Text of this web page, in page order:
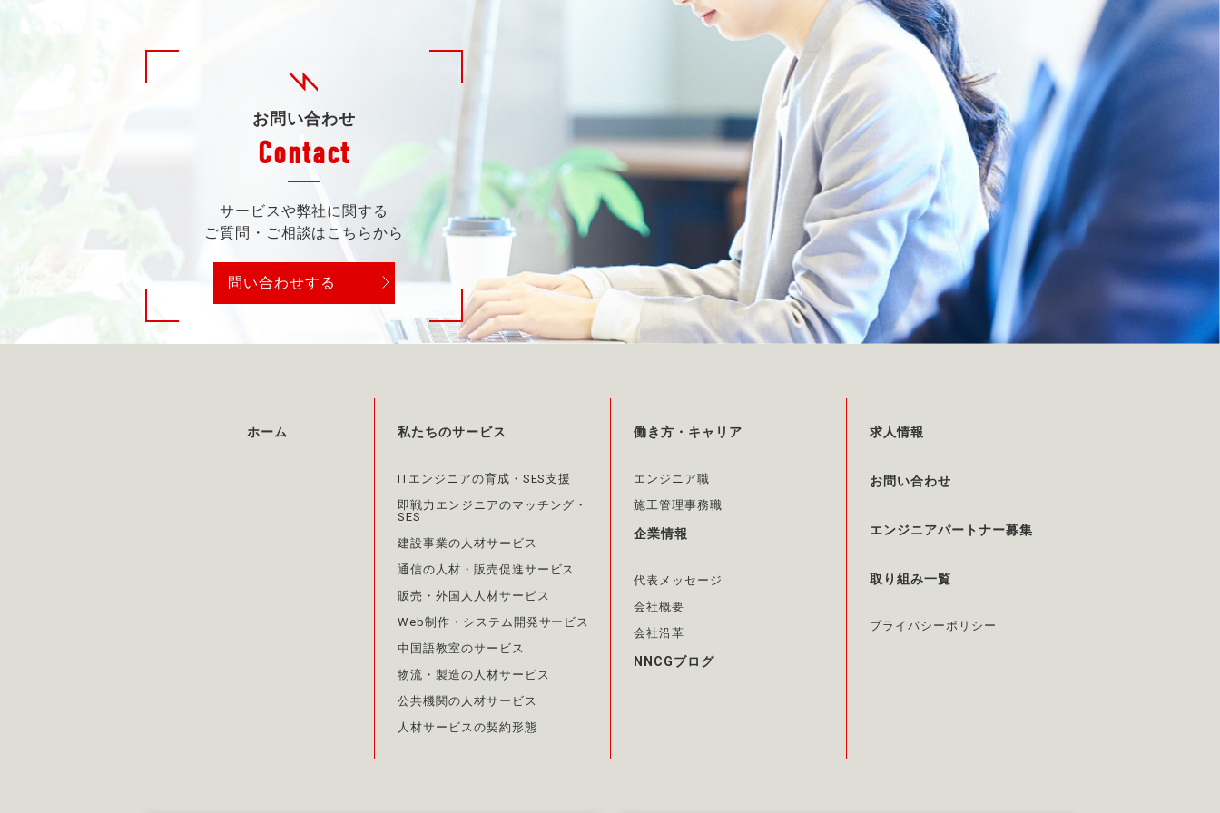
お問い合わせ
Contact
サービスや弊社に関する
ご質問・ご相談はこちらから
問い合わせする
ホーム 私たちのサービス
ITエンジニアの育成・SES支援
即戦力エンジニアのマッチング・
SES
建設事業の人材サービス
通信の人材・販売促進サービス
販売・外国人人材サービス
Web制作・システム開発サービス
中国語教室のサービス
物流・製造の人材サービス
公共機関の人材サービス
人材サービスの契約形態
働き方・キャリア
エンジニア職
施工管理事務職
企業情報
代表メッセージ
会社概要
会社沿革
NNCGブログ
求人情報
お問い合わせ
エンジニアパートナー募集
取り組み一覧
プライバシーポリシー